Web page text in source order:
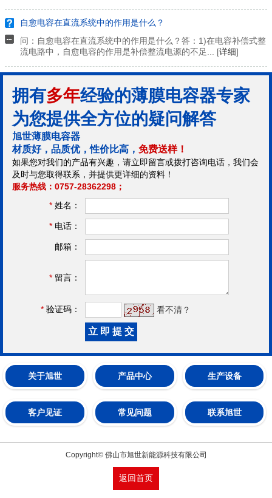
自愈电容在直流系统中的作用是什么？
问：自愈电容在直流系统中的作用是什么？答：1)在电容补偿式整
流电路中，自愈电容的作用是补偿整流电源的不足... [详细]
拥有多年经验的薄膜电容器专家
为您提供全方位的疑问解答
旭世薄膜电容器
材质好，品质优，性价比高， 免费送样！
如果您对我们的产品有兴趣，请立即留言或拨打咨询电话，我们会
及时与您取得联系，并提供更详细的资料！
服务热线：0757-28362298；
* 姓名：
* 电话：
邮箱：
* 留言：
* 验证码： 看不清？
关于旭世 产品中心 生产设备
客户见证 常见问题 联系旭世
Copyright© 佛山市旭世新能源科技有限公司
返回首页